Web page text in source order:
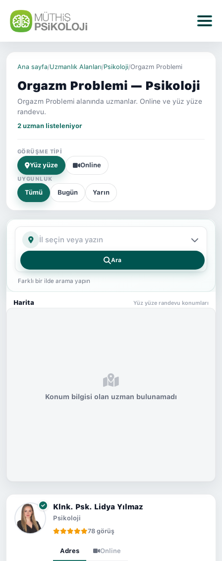
Ana sayfa/Uzmanlık Alanları/Psikoloji/Orgazm Problemi
Orgazm Problemi — Psikoloji
Orgazm Problemi alanında uzmanlar. Online ve yüz yüze
randevu.
2 uzman listeleniyor
GÖRÜŞME TIPI
Yüz yüze Online
UYGUNLUK
Tümü Bugün Yarın
Klnk. Psk. Lidya Yılmaz
Psikoloji
78 görüş
Adres Online
İl
Ara
Farklı bir ilde arama yapın
Harita Yüz yüze randevu konumları
Konum bilgisi olan uzman bulunamadı